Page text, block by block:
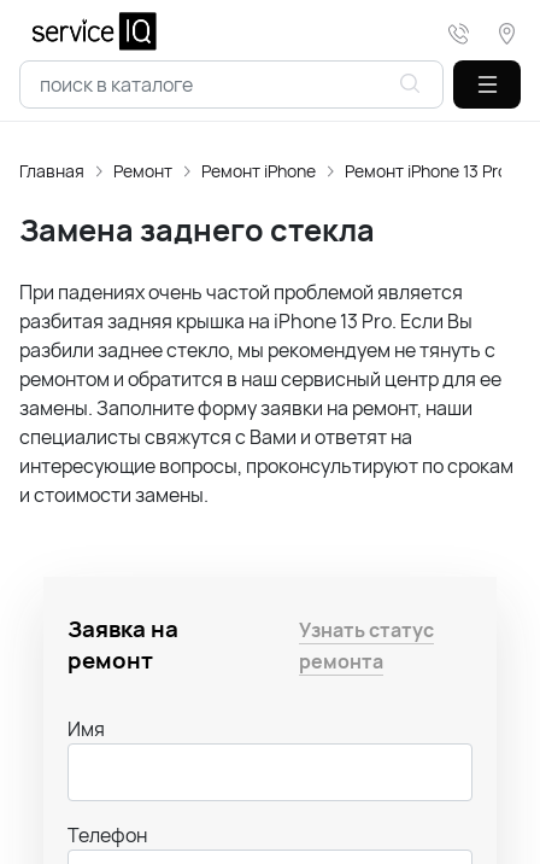
Главная Ремонт Ремонт iPhone Ремонт iPhone 13 Pro
Замена заднего стекла
При падениях очень частой проблемой является
разбитая задняя крышка на iPhone 13 Pro. Если Вы
разбили заднее стекло, мы рекомендуем не тянуть с
ремонтом и обратится в наш сервисный центр для ее
замены.Заполните форму заявки на ремонт, наши
специалисты свяжутся с Вами и ответят на
интересующие вопросы, проконсультируют по срокам
и стоимости замены.
Заявка на
ремонт
Узнать статус
ремонта
Имя
Телефон